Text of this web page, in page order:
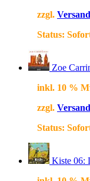
zzgl.
Status:
Zoe
inkl. 10 %
zzgl.
Status:
Kiste 06: